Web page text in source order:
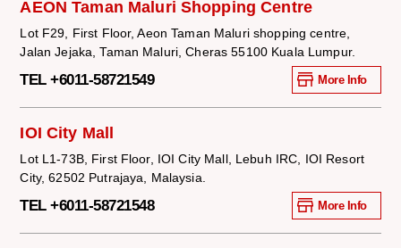
AEON Taman Maluri Shopping Centre
Lot F29, First Floor, Aeon Taman Maluri shopping centre,
Jalan Jejaka, Taman Maluri, Cheras 55100 Kuala Lumpur.
TEL +6011-58721549 More Info
IOI City Mall
Lot L1-73B, First Floor, IOI City Mall, Lebuh IRC, IOI Resort
City, 62502 Putrajaya, Malaysia.
TEL +6011-58721548 More Info